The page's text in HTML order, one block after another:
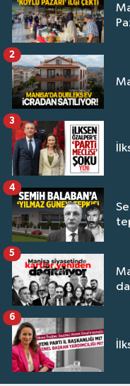
2
3
4
5
6